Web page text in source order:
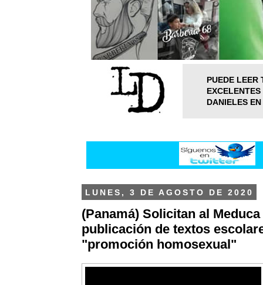
PUEDE LEER
DANIELES
LUNES, 3 DE AGOSTO DE 2020
(Panamá) Solicitan al
publicación de textos
"promoción homosexual"